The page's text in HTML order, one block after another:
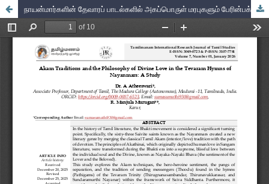
நாயன்மார்களின் தேவாரப் பாடல்களில் அகப்பொருள் மரபுகளும் பேரின்பக் காதல் தத்துவமும்: ஓர் ஆய்வு